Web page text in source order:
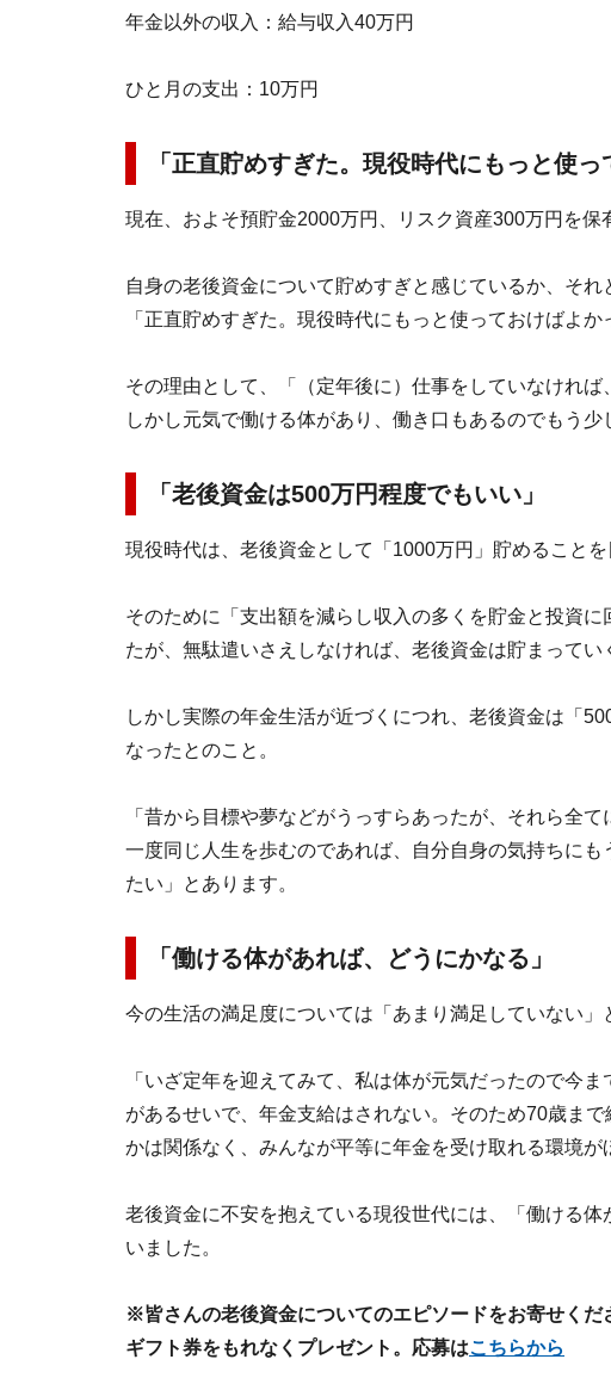
年金以外の収入：給与収入40万円
ひと月の支出：10万円
「正直貯めすぎた。現役時代にもっと使っ
現在、およそ預貯金2000万円、リスク資産300万円を保
自身の老後資金について貯めすぎと感じているか、そ
「正直貯めすぎた。現役時代にもっと使っておけばよか
その理由として、「（定年後に）仕事をしていなければ
しかし元気で働ける体があり、働き口もあるのでもう少
「老後資金は500万円程度でもいい」
現役時代は、老後資金として「1000万円」貯めることを
そのために「支出額を減らし収入の多くを貯金と投資
たが、無駄遣いさえしなければ、老後資金は貯まってい
しかし実際の年金生活が近づくにつれ、老後資金は「
なったとのこと。
「昔から目標や夢などがうっすらあったが、それら全
一度同じ人生を歩むのであれば、自分自身の気持ちに
たい」とあります。
「働ける体があれば、どうにかなる」
今の生活の満足度については「あまり満足していない」
「いざ定年を迎えてみて、私は体が元気だったので今
があるせいで、年金支給はされない。そのため70歳ま
かは関係なく、みんなが平等に年金を受け取れる環境が
老後資金に不安を抱えている現役世代には、「働ける
いました。
※皆さんの老後資金についてのエピソードをお寄せく
ギフト券をもれなくプレゼント。応募はこちらから